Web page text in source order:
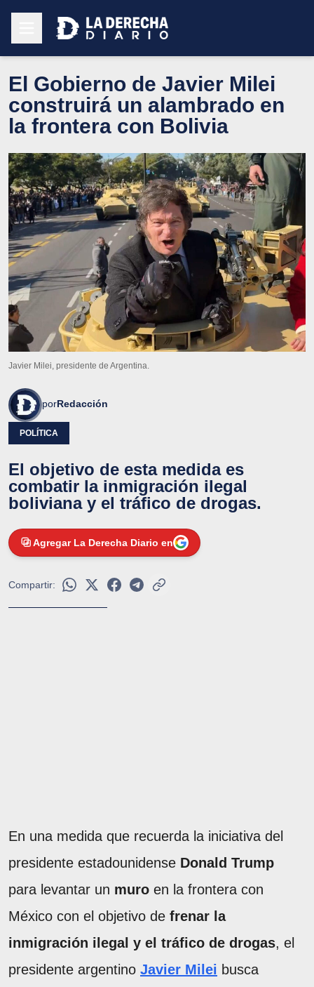
El Gobierno de Javier Milei
construirá un alambrado en
la frontera con Bolivia
Javier Milei, presidente de Argentina.
porRedacción
POLÍTICA
El objetivo de esta medida es
combatir la inmigración ilegal
boliviana y el tráfico de drogas.
Agregar La Derecha Diario en
Compartir:
En una medida que recuerda la iniciativa del
presidente estadounidense Donald Trump
para levantar un muro en la frontera con
México con el objetivo de frenar la
inmigración ilegal y el tráfico de drogas, el
presidente argentino Javier Milei busca